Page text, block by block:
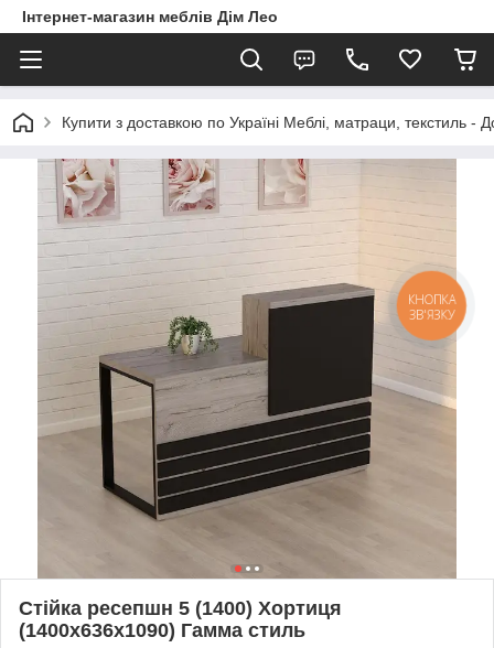
Інтернет-магазин меблів Дім Лео
Купити з доставкою по Україні Меблі, матраци, текстиль -
Стійка ресепшн 5 (1400) Хортиця
(1400x636x1090) Гамма стиль
КНОПКА
ЗВ'ЯЗКУ